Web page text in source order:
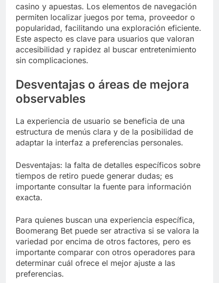
casino y apuestas. Los elementos de navegación
permiten localizar juegos por tema, proveedor o
popularidad, facilitando una exploración eficiente.
Este aspecto es clave para usuarios que valoran
accesibilidad y rapidez al buscar entretenimiento
sin complicaciones.
Desventajas o áreas de mejora
observables
La experiencia de usuario se beneficia de una
estructura de menús clara y de la posibilidad de
adaptar la interfaz a preferencias personales.
Desventajas: la falta de detalles específicos sobre
tiempos de retiro puede generar dudas; es
importante consultar la fuente para información
exacta.
Para quienes buscan una experiencia específica,
Boomerang Bet puede ser atractiva si se valora la
variedad por encima de otros factores, pero es
importante comparar con otros operadores para
determinar cuál ofrece el mejor ajuste a las
preferencias.